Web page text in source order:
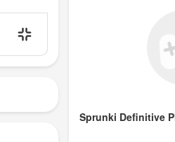
Sprunki Definitive